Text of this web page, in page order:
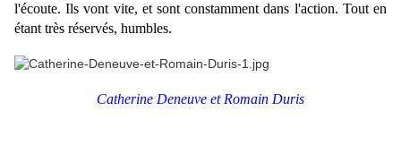
l'écoute. Ils vont vite, et sont constamment dans l'action. Tout en
étant très réservés, humbles.
Catherine Deneuve et Romain Duris